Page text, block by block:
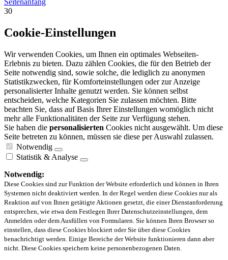
Seitenanfang
30
Cookie-Einstellungen
Wir verwenden Cookies, um Ihnen ein optimales Webseiten-
Erlebnis zu bieten. Dazu zählen Cookies, die für den Betrieb der
Seite notwendig sind, sowie solche, die lediglich zu anonymen
Statistikzwecken, für Komforteinstellungen oder zur Anzeige
personalisierter Inhalte genutzt werden. Sie können selbst
entscheiden, welche Kategorien Sie zulassen möchten. Bitte
beachten Sie, dass auf Basis Ihrer Einstellungen womöglich nicht
mehr alle Funktionalitäten der Seite zur Verfügung stehen.
Sie haben die personalisierten Cookies nicht ausgewählt. Um diese
Seite betreten zu können, müssen sie diese per Auswahl zulassen.
Notwendig
Statistik & Analyse
Notwendig:
Diese Cookies sind zur Funktion der Website erforderlich und können in Ihren
Systemen nicht deaktiviert werden. In der Regel werden diese Cookies nur als
Reaktion auf von Ihnen getätigte Aktionen gesetzt, die einer Dienstanforderung
entsprechen, wie etwa dem Festlegen Ihrer Datenschutzeinstellungen, dem
Anmelden oder dem Ausfüllen von Formularen. Sie können Ihren Browser so
einstellen, dass diese Cookies blockiert oder Sie über diese Cookies
benachrichtigt werden. Einige Bereiche der Website funktionieren dann aber
nicht. Diese Cookies speichern keine personenbezogenen Daten.